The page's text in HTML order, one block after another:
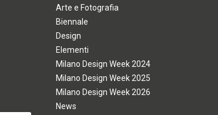
Arte e Fotografia
Biennale
Design
Elementi
Milano Design Week 2024
Milano Design Week 2025
Milano Design Week 2026
News